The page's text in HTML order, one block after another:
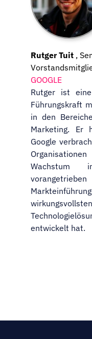
Rutger Tuit ,
GOOGLE
Rutger ist
Führungskraft
in den
Marketing.
Google
Wachstum
entwickelt hat.